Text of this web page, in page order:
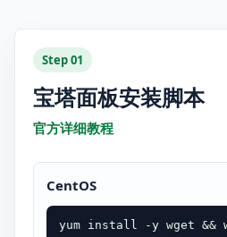
Step 01
宝塔面板安装脚本
官方详细教程
CentOS
yum install -y wget